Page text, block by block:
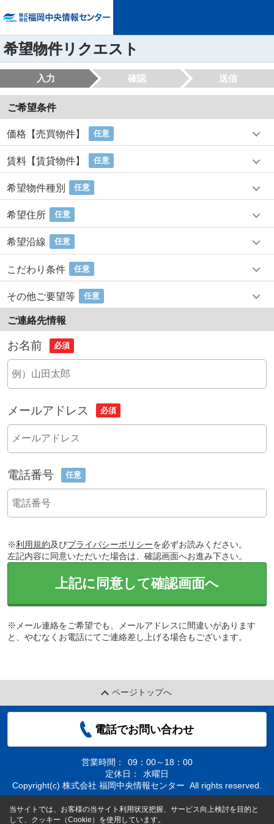
希望物件リクエスト
入力 確認 送信
ご希望条件
価格【売買物件】 任意
賃料【賃貸物件】 任意
希望物件種別 任意
希望住所 任意
希望沿線 任意
こだわり条件 任意
その他ご要望等 任意
ご連絡先情報
お名前 必須
メールアドレス 必須
電話番号 任意
※利用規約及びプライバシーポリシーを必ずお読みください。
左記内容に同意いただいた場合は、確認画面へお進み下さい。
上記に同意して確認画面へ
※メール連絡をご希望でも、メールアドレスに間違いがあります
と、やむなくお電話にてご連絡差し上げる場合もございます。
ページトップへ
電話でお問い合わせ
営業時間：
09：00～18：00
定休日：
水曜日
Copyright(c) 株式会社 福岡中央情報センター All rights reserved.
当サイトでは、お客様の当サイト利用状況把握、サービス向上検討を目的と
して、クッキー（Cookie）を使用しています。